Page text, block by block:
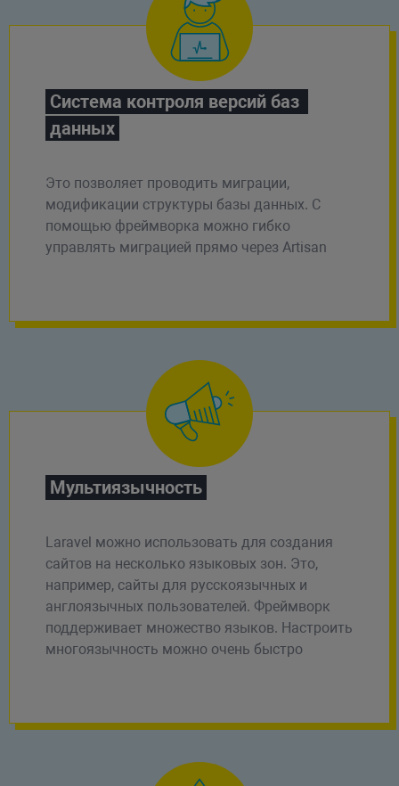
Система контроля версий баз
данных
Это позволяет проводить миграции,
модификации структуры базы данных. С
помощью фреймворка можно гибко
управлять миграцией прямо через Artisan
Мультиязычность
Laravel можно использовать для создания
сайтов на несколько языковых зон. Это,
например, сайты для русскоязычных и
англоязычных пользователей. Фреймворк
поддерживает множество языков. Настроить
многоязычность можно очень быстро